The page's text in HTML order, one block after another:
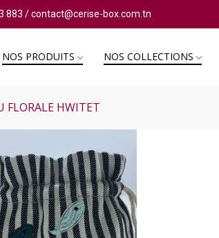
883 /contact@cerise-box.com.tn
NOS PRODUITS NOS COLLECTIONS
FLORALE HWITET